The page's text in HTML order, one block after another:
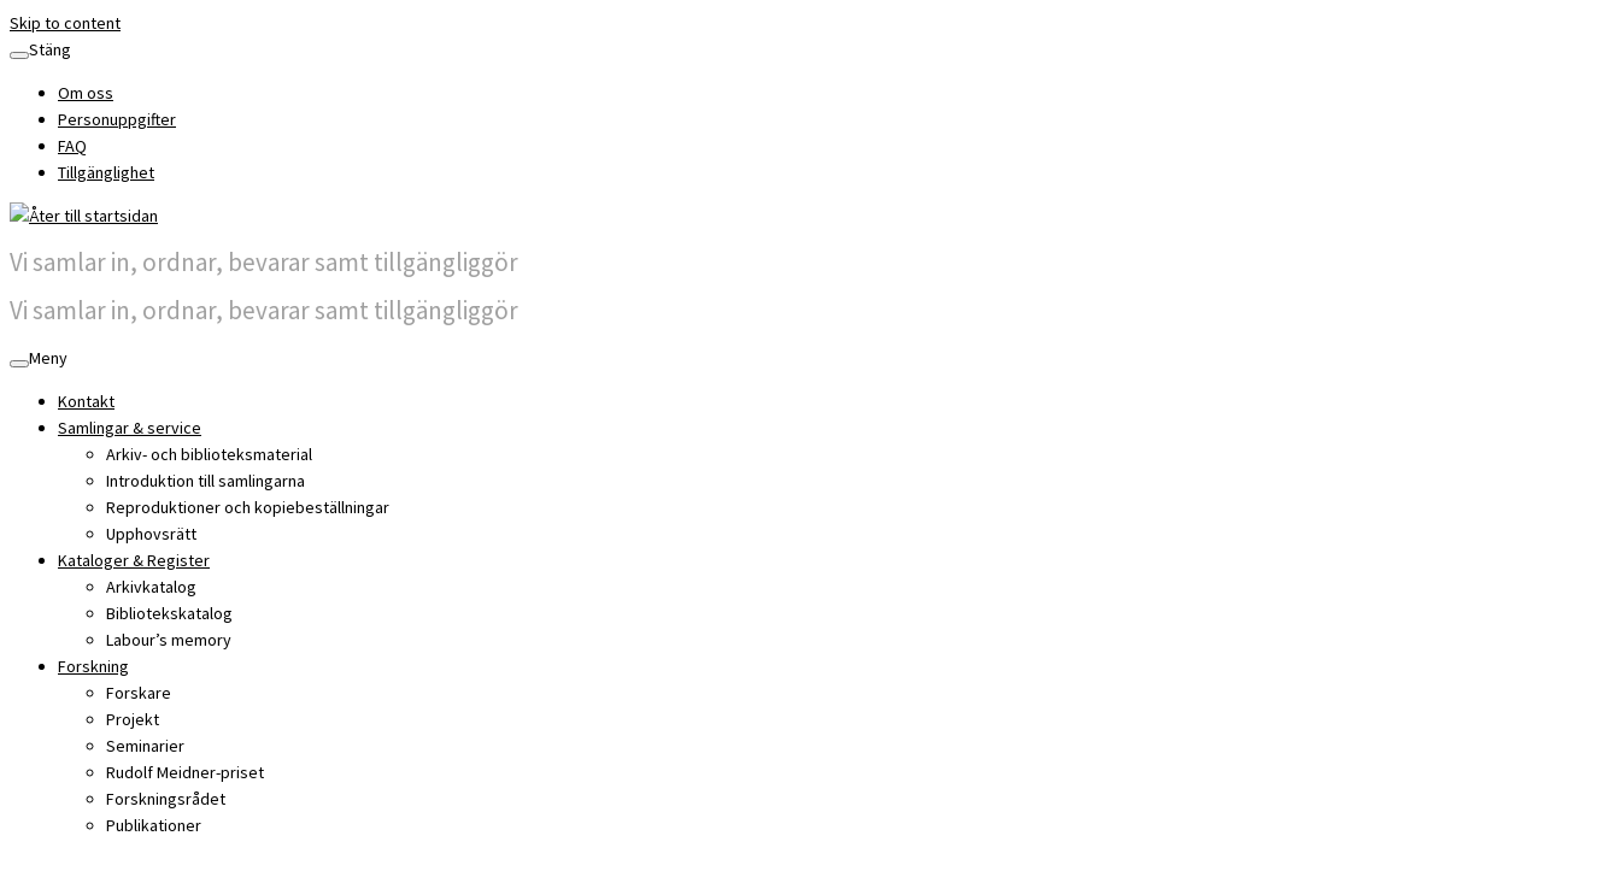
Skip to content
Stäng
Om oss
Personuppgifter
FAQ
Tillgänglighet
Vi samlar in, ordnar, bevarar samt tillgängliggör
Vi samlar in, ordnar, bevarar samt tillgängliggör
Meny
Kontakt
Samlingar & service
Arkiv- och biblioteksmaterial
Introduktion till samlingarna
Reproduktioner och kopiebeställningar
Upphovsrätt
Kataloger & Register
Arkivkatalog
Bibliotekskatalog
Labour’s memory
Forskning
Forskare
Projekt
Seminarier
Rudolf Meidner-priset
Forskningsrådet
Publikationer